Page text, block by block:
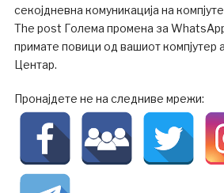
секојдневна комуникација на
The post Голема промена за
примате повици од вашиот
Центар.
Пронајдете не на следниве мрежи: